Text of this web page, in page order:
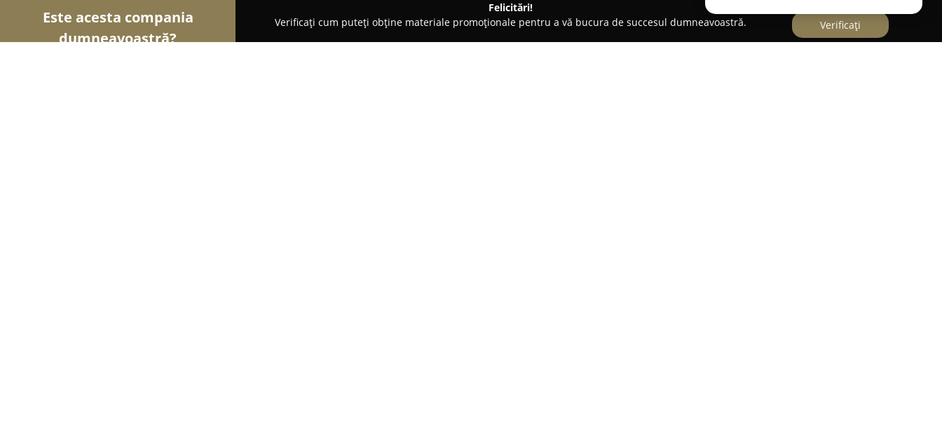
Este acesta compania
dumneavoastră?
Felicitări!
Verificați cum puteți obține materiale promoționale pentru a vă bucura de succesul dumneavoastră.
Verificați